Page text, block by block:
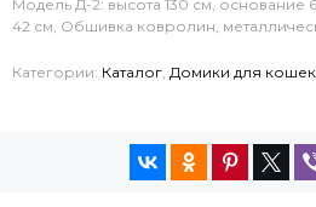
Модель Д-2: высота 130 см, основание
42 см, Обшивка ковролин,
Категории: Каталог, Домики для кошек